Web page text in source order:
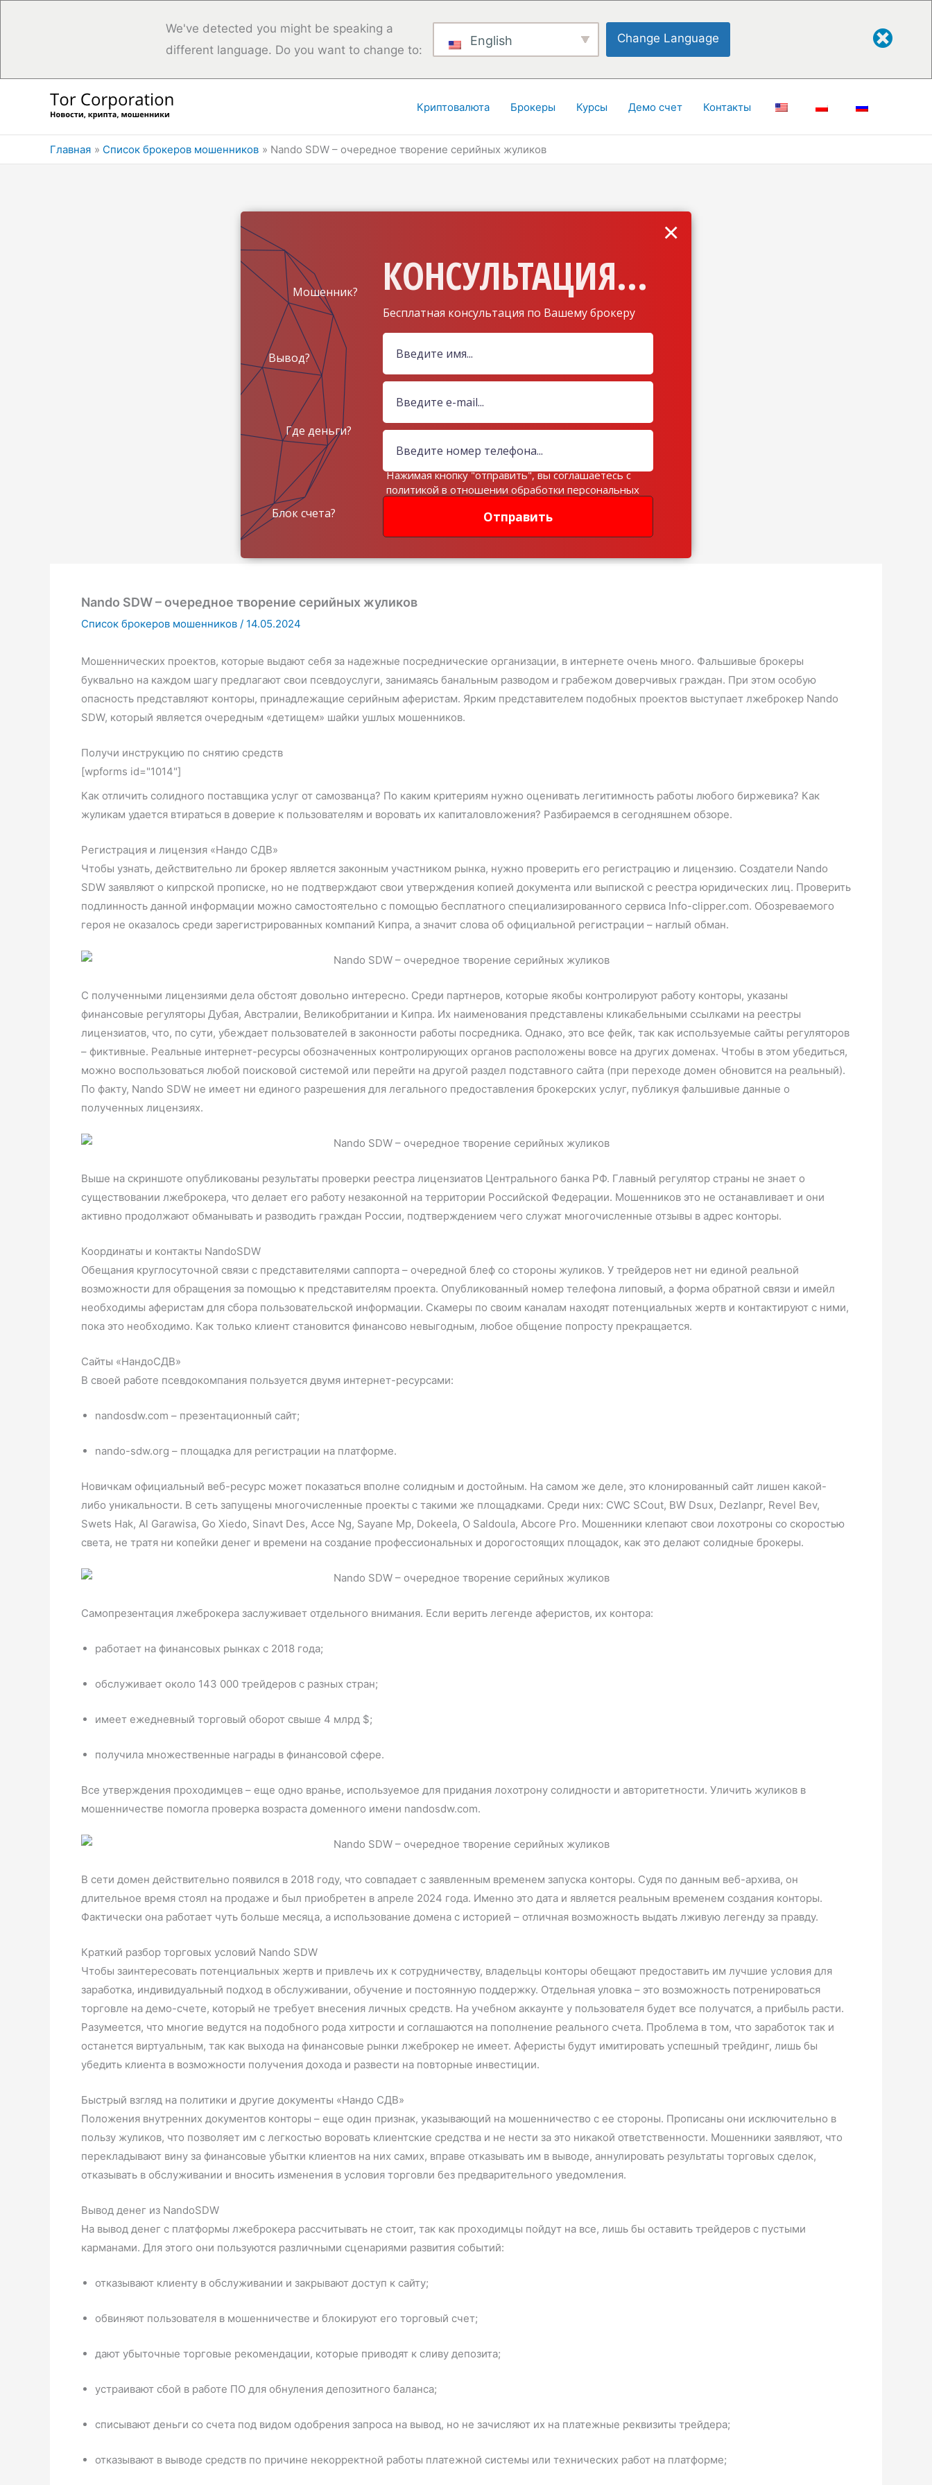
We've detected you might be speaking a
different language. Do you want to change to:
English Change Language
Криптовалюта Брокеры Курсы Демо счет Контакты
Главная Список брокеров мошенников Nando SDW – очередное творение серийных жуликов
КОНСУЛЬТАЦИЯ...
Бесплатная консультация по Вашему брокеру
Мошенник?
Вывод?
Где деньги?
Блок счета? Отправить
×
Нажимая кнопку "отправить", вы соглашаетесь с
политикой в отношении обработки персональных
Nando SDW – очередное творение серийных жуликов
Список брокеров мошенников / 14.05.2024
Мошеннических проектов, которые выдают себя за надежные посреднические организации, в интернете очень много. Фальшивые брокеры
буквально на каждом шагу предлагают свои псевдоуслуги, занимаясь банальным разводом и грабежом доверчивых граждан. При этом особую
опасность представляют конторы, принадлежащие серийным аферистам. Ярким представителем подобных проектов выступает лжеброкер Nando
SDW, который является очередным «детищем» шайки ушлых мошенников.
Получи инструкцию по снятию средств
[wpforms id="1014"]
Как отличить солидного поставщика услуг от самозванца? По каким критериям нужно оценивать легитимность работы любого биржевика? Как
жуликам удается втираться в доверие к пользователям и воровать их капиталовложения? Разбираемся в сегодняшнем обзоре.
Регистрация и лицензия «Нандо СДВ»
Чтобы узнать, действительно ли брокер является законным участником рынка, нужно проверить его регистрацию и лицензию. Создатели Nando
SDW заявляют о кипрской прописке, но не подтверждают свои утверждения копией документа или выпиской с реестра юридических лиц. Проверить
подлинность данной информации можно самостоятельно с помощью бесплатного специализированного сервиса Info-clipper.com. Обозреваемого
героя не оказалось среди зарегистрированных компаний Кипра, а значит слова об официальной регистрации – наглый обман.
С полученными лицензиями дела обстоят довольно интересно. Среди партнеров, которые якобы контролируют работу конторы, указаны
финансовые регуляторы Дубая, Австралии, Великобритании и Кипра. Их наименования представлены кликабельными ссылками на реестры
лицензиатов, что, по сути, убеждает пользователей в законности работы посредника. Однако, это все фейк, так как используемые сайты регуляторов
– фиктивные. Реальные интернет-ресурсы обозначенных контролирующих органов расположены вовсе на других доменах. Чтобы в этом убедиться,
можно воспользоваться любой поисковой системой или перейти на другой раздел подставного сайта (при переходе домен обновится на реальный).
По факту, Nando SDW не имеет ни единого разрешения для легального предоставления брокерских услуг, публикуя фальшивые данные о
полученных лицензиях.
Выше на скриншоте опубликованы результаты проверки реестра лицензиатов Центрального банка РФ. Главный регулятор страны не знает о
существовании лжеброкера, что делает его работу незаконной на территории Российской Федерации. Мошенников это не останавливает и они
активно продолжают обманывать и разводить граждан России, подтверждением чего служат многочисленные отзывы в адрес конторы.
Координаты и контакты NandoSDW
Обещания круглосуточной связи с представителями саппорта – очередной блеф со стороны жуликов. У трейдеров нет ни единой реальной
возможности для обращения за помощью к представителям проекта. Опубликованный номер телефона липовый, а форма обратной связи и имейл
необходимы аферистам для сбора пользовательской информации. Скамеры по своим каналам находят потенциальных жертв и контактируют с ними,
пока это необходимо. Как только клиент становится финансово невыгодным, любое общение попросту прекращается.
Сайты «НандоСДВ»
В своей работе псевдокомпания пользуется двумя интернет-ресурсами:
nandosdw.com – презентационный сайт;
nando-sdw.org – площадка для регистрации на платформе.
Новичкам официальный веб-ресурс может показаться вполне солидным и достойным. На самом же деле, это клонированный сайт лишен какой-
либо уникальности. В сеть запущены многочисленные проекты с такими же площадками. Среди них: CWC SCout, BW Dsux, Dezlanpr, Revel Bev,
Swets Hak, Al Garawisa, Go Xiedo, Sinavt Des, Acce Ng, Sayane Mp, Dokeela, O Saldoula, Abcore Pro. Мошенники клепают свои лохотроны со скоростью
света, не тратя ни копейки денег и времени на создание профессиональных и дорогостоящих площадок, как это делают солидные брокеры.
Самопрезентация лжеброкера заслуживает отдельного внимания. Если верить легенде аферистов, их контора:
работает на финансовых рынках с 2018 года;
обслуживает около 143 000 трейдеров с разных стран;
имеет ежедневный торговый оборот свыше 4 млрд $;
получила множественные награды в финансовой сфере.
Все утверждения проходимцев – еще одно вранье, используемое для придания лохотрону солидности и авторитетности. Уличить жуликов в
мошенничестве помогла проверка возраста доменного имени nandosdw.com.
В сети домен действительно появился в 2018 году, что совпадает с заявленным временем запуска конторы. Судя по данным веб-архива, он
длительное время стоял на продаже и был приобретен в апреле 2024 года. Именно это дата и является реальным временем создания конторы.
Фактически она работает чуть больше месяца, а использование домена с историей – отличная возможность выдать лживую легенду за правду.
Краткий разбор торговых условий Nando SDW
Чтобы заинтересовать потенциальных жертв и привлечь их к сотрудничеству, владельцы конторы обещают предоставить им лучшие условия для
заработка, индивидуальный подход в обслуживании, обучение и постоянную поддержку. Отдельная уловка – это возможность потренироваться
торговле на демо-счете, который не требует внесения личных средств. На учебном аккаунте у пользователя будет все получатся, а прибыль расти.
Разумеется, что многие ведутся на подобного рода хитрости и соглашаются на пополнение реального счета. Проблема в том, что заработок так и
останется виртуальным, так как выхода на финансовые рынки лжеброкер не имеет. Аферисты будут имитировать успешный трейдинг, лишь бы
убедить клиента в возможности получения дохода и развести на повторные инвестиции.
Быстрый взгляд на политики и другие документы «Нандо СДВ»
Положения внутренних документов конторы – еще один признак, указывающий на мошенничество с ее стороны. Прописаны они исключительно в
пользу жуликов, что позволяет им с легкостью воровать клиентские средства и не нести за это никакой ответственности. Мошенники заявляют, что
перекладывают вину за финансовые убытки клиентов на них самих, вправе отказывать им в выводе, аннулировать результаты торговых сделок,
отказывать в обслуживании и вносить изменения в условия торговли без предварительного уведомления.
Вывод денег из NandoSDW
На вывод денег с платформы лжеброкера рассчитывать не стоит, так как проходимцы пойдут на все, лишь бы оставить трейдеров с пустыми
карманами. Для этого они пользуются различными сценариями развития событий:
отказывают клиенту в обслуживании и закрывают доступ к сайту;
обвиняют пользователя в мошенничестве и блокируют его торговый счет;
дают убыточные торговые рекомендации, которые приводят к сливу депозита;
устраивают сбой в работе ПО для обнуления депозитного баланса;
списывают деньги со счета под видом одобрения запроса на вывод, но не зачисляют их на платежные реквизиты трейдера;
отказывают в выводе средств по причине некорректной работы платежной системы или технических работ на платформе;